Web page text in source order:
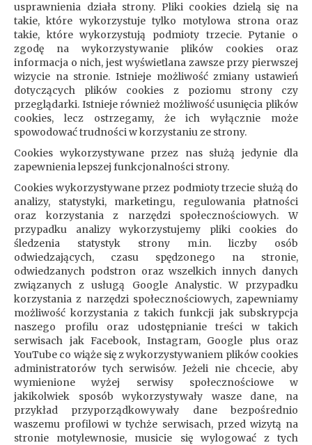
usprawnienia działa strony. Pliki cookies dzielą się na
takie, które wykorzystuje tylko motylowa strona oraz
takie, które wykorzystują podmioty trzecie. Pytanie o
zgodę na wykorzystywanie plików cookies oraz
informacja o nich, jest wyświetlana zawsze przy pierwszej
wizycie na stronie. Istnieje możliwość zmiany ustawień
dotyczących plików cookies z poziomu strony czy
przeglądarki. Istnieje również możliwość usunięcia plików
cookies, lecz ostrzegamy, że ich wyłącznie może
spowodować trudności w korzystaniu ze strony.
Cookies wykorzystywane przez nas służą jedynie dla
zapewnienia lepszej funkcjonalności strony.
Cookies wykorzystywane przez podmioty trzecie służą do
analizy, statystyki, marketingu, regulowania płatności
oraz korzystania z narzędzi społecznościowych. W
przypadku analizy wykorzystujemy pliki cookies do
śledzenia statystyk strony m.in. liczby osób
odwiedzających, czasu spędzonego na stronie,
odwiedzanych podstron oraz wszelkich innych danych
związanych z usługą Google Analystic. W przypadku
korzystania z narzędzi społecznościowych, zapewniamy
możliwość korzystania z takich funkcji jak subskrypcja
naszego profilu oraz udostępnianie treści w takich
serwisach jak Facebook, Instagram, Google plus oraz
YouTube co wiąże się z wykorzystywaniem plików cookies
administratorów tych serwisów. Jeżeli nie chcecie, aby
wymienione wyżej serwisy społecznościowe w
jakikolwiek sposób wykorzystywały wasze dane, na
przykład przyporządkowywały dane bezpośrednio
waszemu profilowi w tychże serwisach, przed wizytą na
stronie motylewnosie, musicie się wylogować z tych